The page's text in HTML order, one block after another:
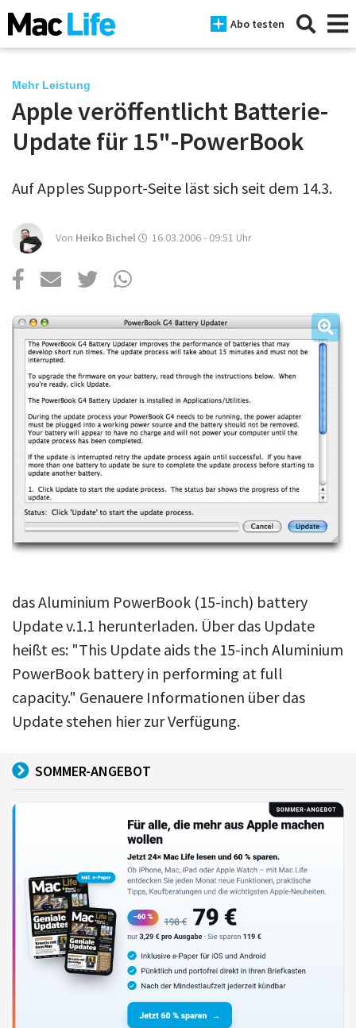
Abo testen
News
Mac
iPad
Tipps
Magazine
Über uns
Podcast
Mac Life+
Anmelden
Mehr Leistung
Apple veröffentlicht Batterie-
Update für 15"-PowerBook
Auf Apples Support-Seite läst sich seit dem 14.3.
Von Heiko Bichel 16.03.2006 - 09:51 Uhr
das Aluminium PowerBook (15-inch) battery
Update v.1.1 herunterladen. Über das Update
heißt es: "This Update aids the 15-inch Aluminium
PowerBook battery in performing at full
capacity." Genauere Informationen über das
Update stehen hier zur Verfügung.
SOMMER-ANGEBOT